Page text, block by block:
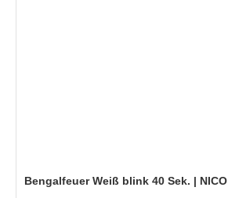
Bengalfeuer Weiß blink 40 Sek. | NICO